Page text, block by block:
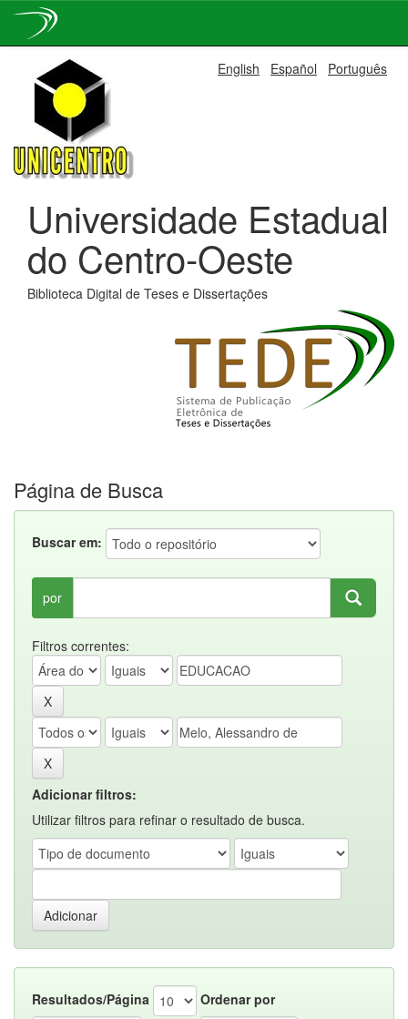
navigation
English Español Português
Universidade Estadual
do Centro-Oeste
Biblioteca Digital de Teses e Dissertações
Página de Busca
Buscar em:
por
Filtros correntes:
Adicionar filtros:
Utilizar filtros para refinar o resultado de busca.
Resultados/Página
Ordenar por